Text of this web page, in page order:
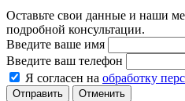
Оставьте свои данные и наши
подробной консультации.
Введите ваше имя
Введите ваш телефон
Я согласен на обработку
Отменить